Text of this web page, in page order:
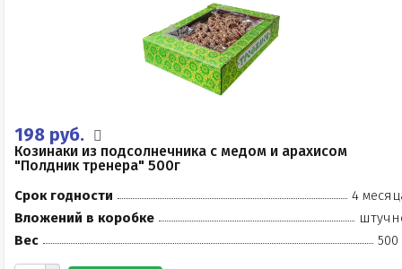
198 руб.
Козинаки из подсолнечника с медом и арахисом
"Полдник тренера" 500г
Срок годности
4
Вложений в коробке
Вес
500